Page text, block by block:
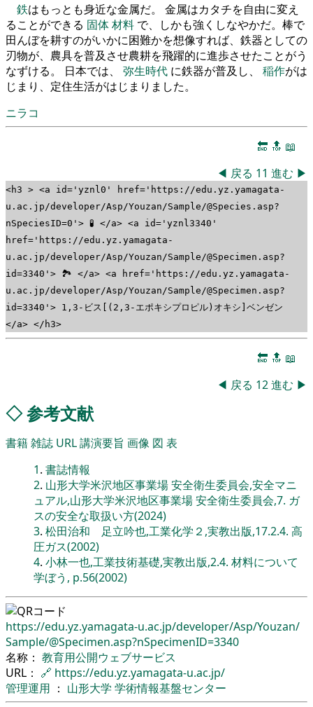
鉄はもっとも身近な金属だ。 金属はカタチを自由に変え
ることができる 固体材料 で、しかも強くしなやかだ。棒で
田んぼを耕すのがいかに困難かを想像すれば、鉄器としての
刃物が、農具を普及させ農耕を飛躍的に進歩させたことがう
なずける。 日本では、 弥生時代 に鉄器が普及し、 稲作がは
じまり、定住生活がはじまりました。
ニラコ
🔚 🔝 📖
◀ 戻る 11 進む ▶
<h3 > <a id='yznl0' href='https://edu.yz.yamagata-
u.ac.jp/developer/Asp/Youzan/Sample/@Species.asp?
nSpeciesID=0'> 🧪 </a> <a id='yznl3340'
href='https://edu.yz.yamagata-
u.ac.jp/developer/Asp/Youzan/Sample/@Specimen.asp?
id=3340'> 🏞 </a> <a href='https://edu.yz.yamagata-
u.ac.jp/developer/Asp/Youzan/Sample/@Specimen.asp?
id=3340'> 1,3-ビス[(2,3-エポキシプロピル)オキシ]ベンゼン
</a> </h3>
🔚 🔝 📖
◀ 戻る 12進む ▶
◇参考文献
書籍雑誌 URL講演要旨 画像 図 表
1. 書誌情報
2. 山形大学米沢地区事業場 安全衛生委員会,安全マニ
ュアル,山形大学米沢地区事業場 安全衛生委員会,7. ガ
スの安全な取扱い方(2024)
3. 松田治和 足立吟也,工業化学２,実教出版,17.2.4. 高
圧ガス(2002)
4. 小林一也,工業技術基礎,実教出版,2.4. 材料について
学ぼう, p.56(2002)
https://edu.yz.yamagata-u.ac.jp/developer/Asp/Youzan/
Sample/@Specimen.asp?nSpecimenID=3340
名称： 教育用公開ウェブサービス
URL： 🔗 https://edu.yz.yamagata-u.ac.jp/
管理運用 ： 山形大学 学術情報基盤センター